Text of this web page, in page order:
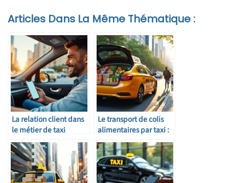
Articles Dans La Même Thématique :
La relation client dans
le métier de taxi
indépendant
Le transport de colis
alimentaires par taxi :
est-ce autorisé ?